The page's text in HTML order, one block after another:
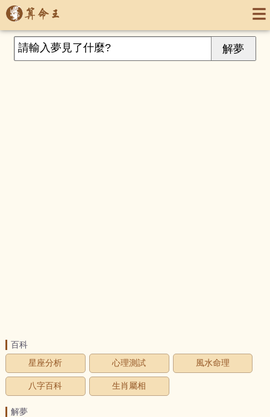
百科
星座分析
心理測試 風水命理
八字百科 生肖屬相
解夢